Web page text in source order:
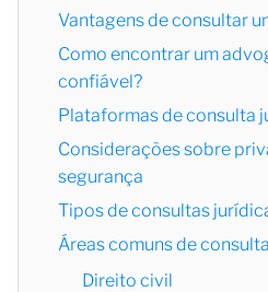
Vantagens de consultar
Como encontrar um
confiável?
Plataformas de consulta
Considerações sobre
segurança
Tipos de consultas
Áreas comuns de
Direito civil